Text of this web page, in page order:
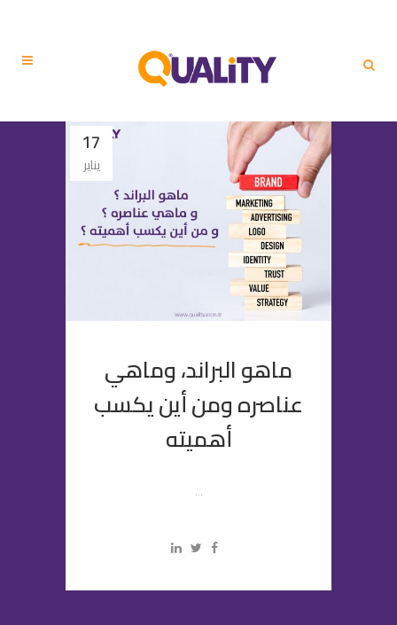
17
يناير
ماهو البراند، وماهي
عناصره ومن أين يكسب
أهميته
...